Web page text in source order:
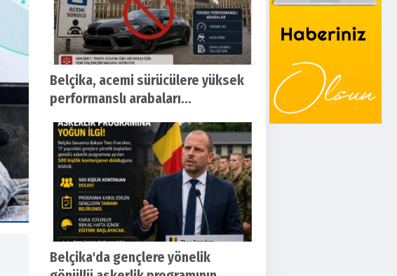
Belçika, acemi sürücülere yüksek
performanslı arabaları
Belçika'da gençlere yönelik